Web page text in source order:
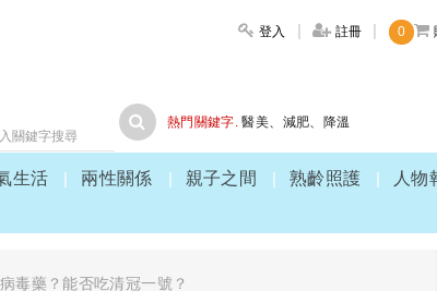
登入 註冊 0
熱門關鍵字. 醫美、 減肥、 降溫
生活 兩性關係 親子之間 熟齡照護 人物
毒藥？能否吃清冠一號？